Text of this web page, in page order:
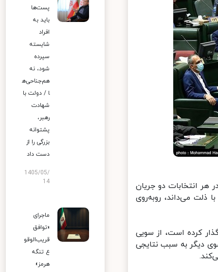
انتخابات دو جریان
می‌داند، روبه‌روی
کرده است، از سویی
دیگر به سبب نتایجی
پست‌ها
باید به
افراد
شایسته
سپرده
شود، نه
هم‌جناحی‌ه
ا / دولت با
شهادت
رهبر،
پشتوانه
بزرگی را از
دست داد
1405/05/
14
ماجرای
«توافق
قریب‌الوقو
ع تنگه
هرمز»